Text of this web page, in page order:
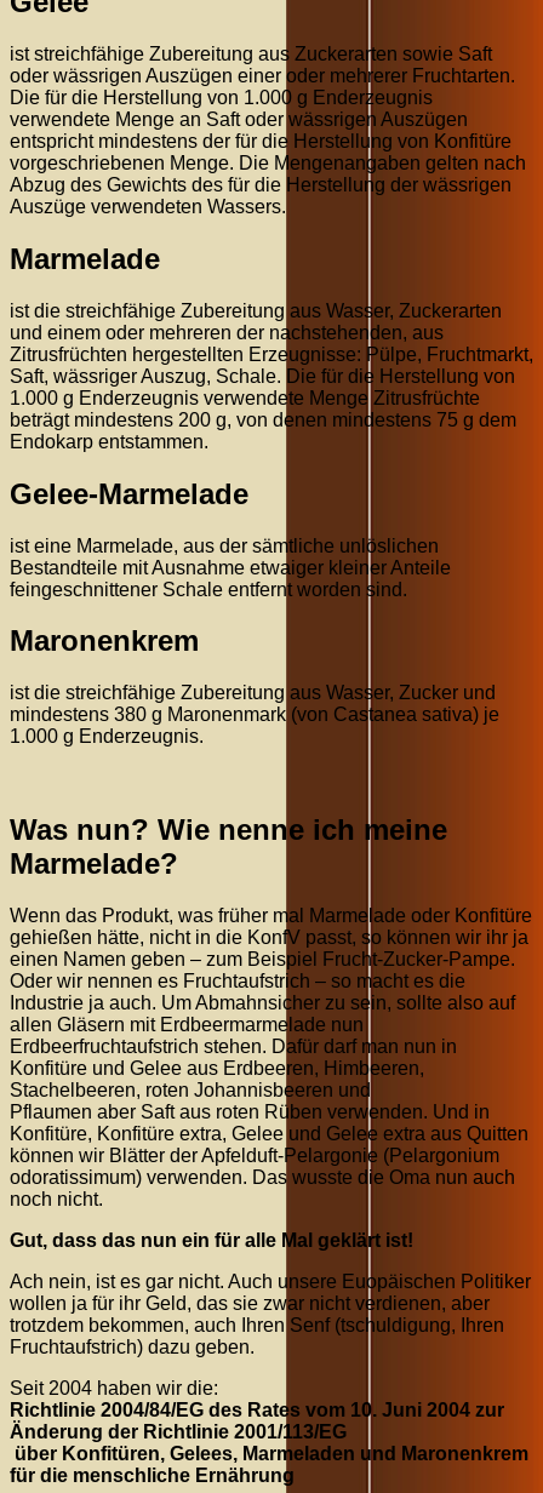
ist streichfähige Zubereitung aus Zuckerarten sowie Saft
oder wässrigen Auszügen einer oder mehrerer Fruchtarten.
Die für die Herstellung von 1.000 g Enderzeugnis
verwendete Menge an Saft oder wässrigen Auszügen
entspricht mindestens der für die Herstellung von Konfitüre
vorgeschriebenen Menge. Die Mengenangaben gelten nach
Abzug des Gewichts des für die Herstellung der wässrigen
Auszüge verwendeten Wassers.
Marmelade
ist die streichfähige Zubereitung aus Wasser, Zuckerarten
und einem oder mehreren der nachstehenden, aus
Zitrusfrüchten hergestellten Erzeugnisse: Pülpe, Fruchtmarkt,
Saft, wässriger Auszug, Schale. Die für die Herstellung von
1.000 g Enderzeugnis verwendete Menge Zitrusfrüchte
beträgt mindestens 200 g, von denen mindestens 75 g dem
Endokarp entstammen.
Gelee-Marmelade
ist eine Marmelade, aus der sämtliche unlöslichen
Bestandteile mit Ausnahme etwaiger kleiner Anteile
feingeschnittener Schale entfernt worden sind.
Maronenkrem
ist die streichfähige Zubereitung aus Wasser, Zucker und
mindestens 380 g Maronenmark (von Castanea sativa) je
1.000 g Enderzeugnis.
Was nun? Wie nenne ich meine
Marmelade?
Wenn das Produkt, was früher mal Marmelade oder Konfitüre
gehießen hätte, nicht in die KonfV passt, so können wir ihr ja
einen Namen geben – zum Beispiel Frucht-Zucker-Pampe.
Oder wir nennen es Fruchtaufstrich – so macht es die
Industrie ja auch. Um Abmahnsicher zu sein, sollte also auf
allen Gläsern mit Erdbeermarmelade nun
Erdbeerfruchtaufstrich stehen. Dafür darf man nun in
Konfitüre und Gelee aus Erdbeeren, Himbeeren,
Stachelbeeren, roten Johannisbeeren und
Pflaumen aber Saft aus roten Rüben verwenden. Und in
Konfitüre, Konfitüre extra, Gelee und Gelee extra aus Quitten
können wir Blätter der Apfelduft-Pelargonie (Pelargonium
odoratissimum) verwenden. Das wusste die Oma nun auch
noch nicht.
Gut, dass das nun ein für alle Mal geklärt ist!
Ach nein, ist es gar nicht. Auch unsere Euopäischen Politiker
wollen ja für ihr Geld, das sie zwar nicht verdienen, aber
trotzdem bekommen, auch Ihren Senf (tschuldigung, Ihren
Fruchtaufstrich) dazu geben.
Seit 2004 haben wir die:
Richtlinie 2004/84/EG des Rates vom 10. Juni 2004 zur
Änderung der Richtlinie 2001/113/EG
über Konfitüren, Gelees, Marmeladen und Maronenkrem
für die menschliche Ernährung